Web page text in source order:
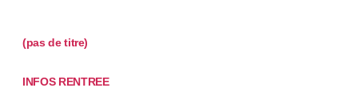
(pas de titre)
INFOS RENTREE